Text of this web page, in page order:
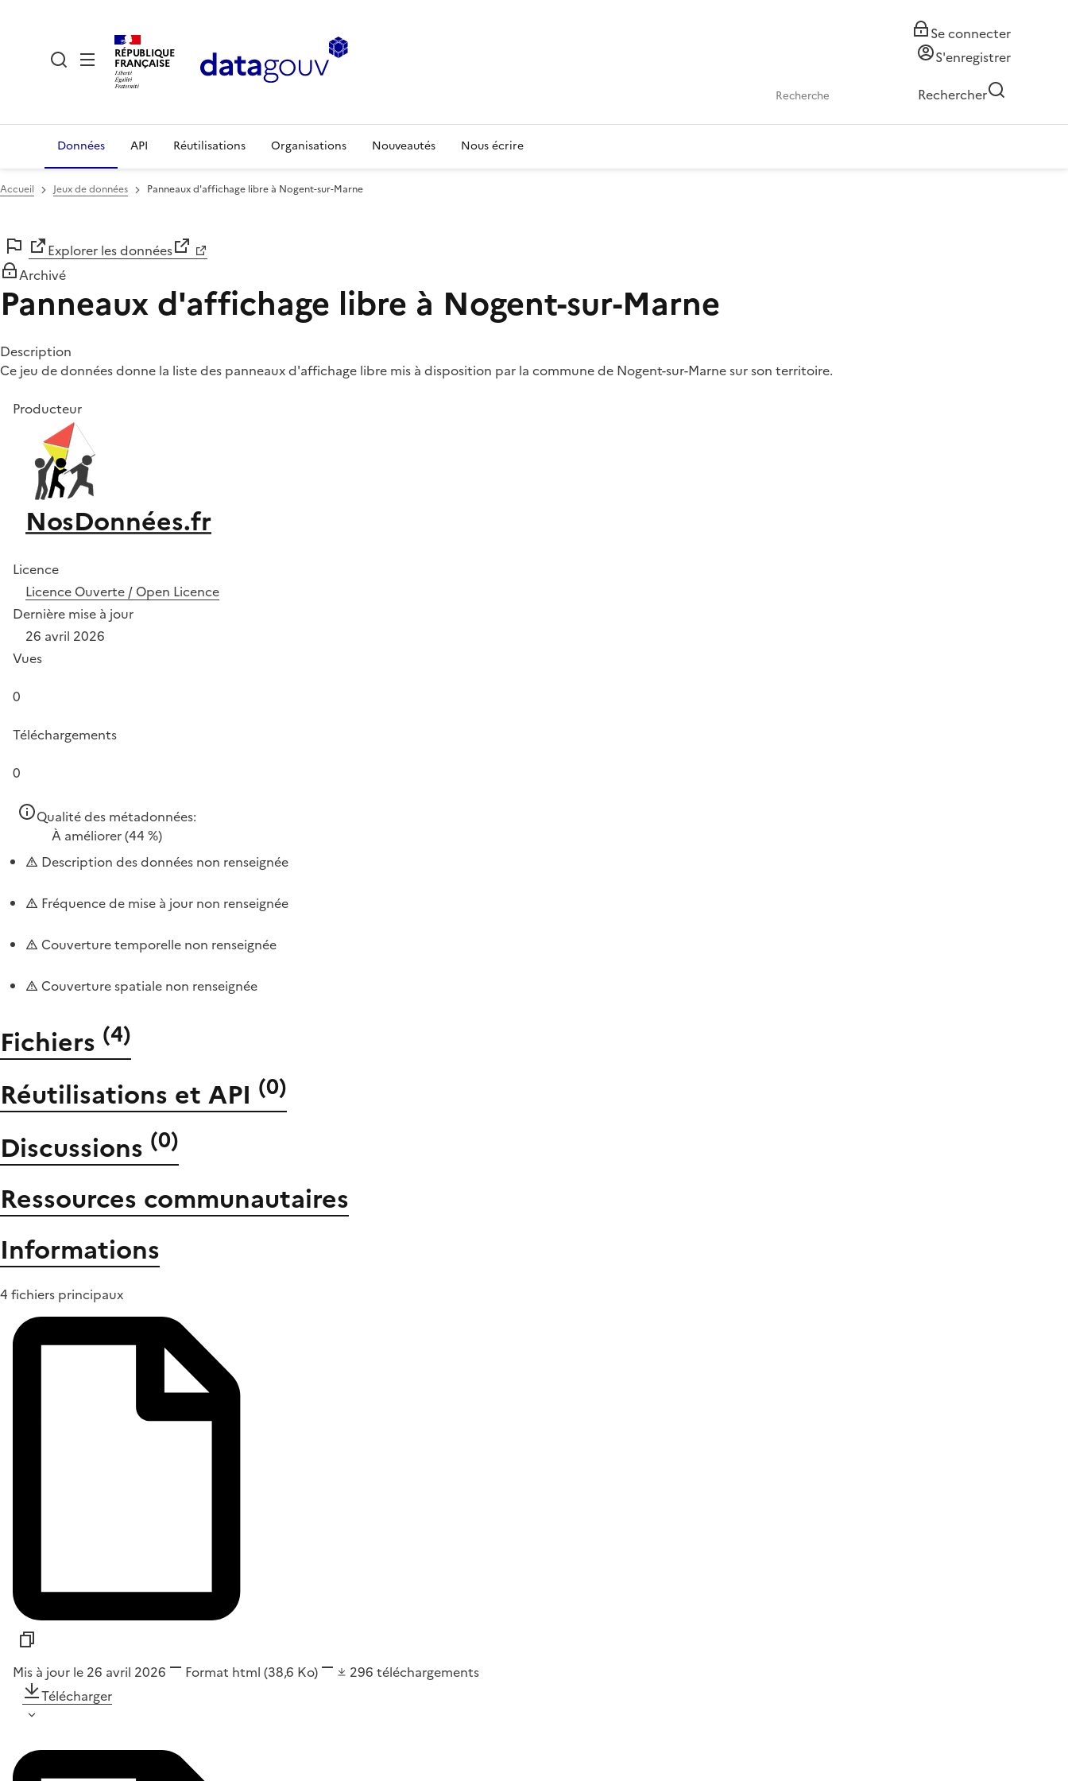
RÉPUBLIQUE
FRANÇAISE
Se connecter
S'enregistrer
Rechercher
Données API Réutilisations Organisations Nouveautés Nous écrire
Accueil Jeux de données Panneaux d'affichage libre à Nogent-sur-Marne
Explorer les données
Archivé
Panneaux d'affichage libre à Nogent-sur-Marne
Description
Ce jeu de données donne la liste des panneaux d'affichage libre mis à disposition par la commune de Nogent-sur-Marne sur son territoire.
Producteur
NosDonnées.fr
Licence
Licence Ouverte / Open Licence
Dernière mise à jour
26 avril 2026
Vues
0
Téléchargements
0
Qualité des métadonnées:
À améliorer(44 %)
Description des données non renseignée
Fréquence de mise à jour non renseignée
Couverture temporelle non renseignée
Couverture spatiale non renseignée
Fichiers (4)
Réutilisations et API (0)
Discussions (0)
Ressources communautaires
Informations
4 fichiers principaux
Mis à jour le 26 avril 2026 Format html (38,6 Ko) 296 téléchargements
Télécharger